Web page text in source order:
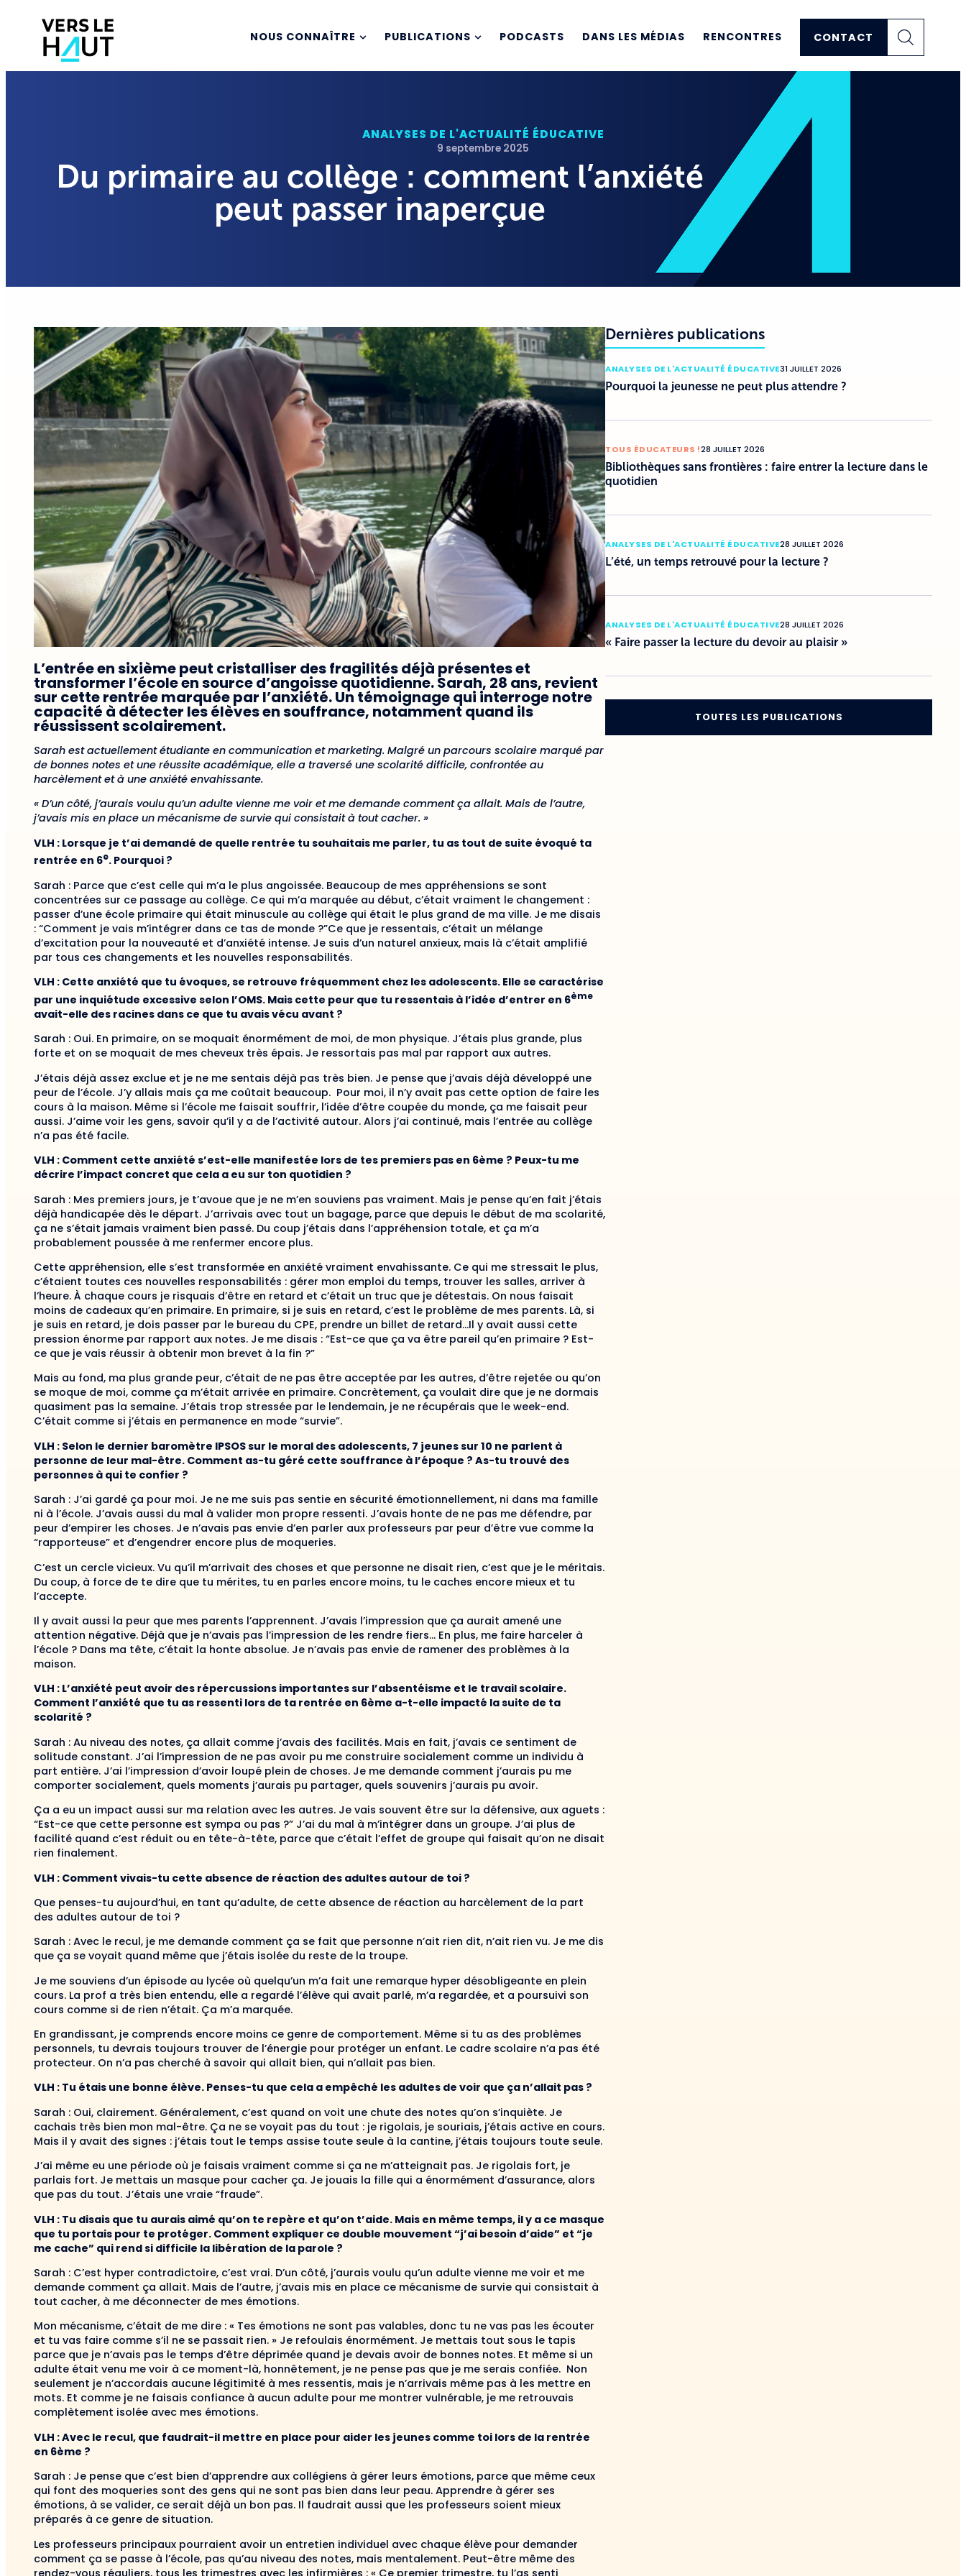
NOUS CONNAÎTRE PUBLICATIONS PODCASTS DANS LES MÉDIAS RENCONTRES CONTACT
ANALYSES DE L'ACTUALITÉ ÉDUCATIVE
9 septembre 2025
Du primaire au collège : comment l’anxiété
peut passer inaperçue
L’entrée en sixième peut cristalliser des fragilités déjà présentes et
transformer l’école en source d’angoisse quotidienne. Sarah, 28 ans, revient
sur cette rentrée marquée par l’anxiété. Un témoignage qui interroge notre
capacité à détecter les élèves en souffrance, notamment quand ils
réussissent scolairement.
Sarah est actuellement étudiante en communication et marketing. Malgré un parcours scolaire marqué par
de bonnes notes et une réussite académique, elle a traversé une scolarité difficile, confrontée au
harcèlement et à une anxiété envahissante.
« D’un côté, j’aurais voulu qu’un adulte vienne me voir et me demande comment ça allait. Mais de l’autre,
j’avais mis en place un mécanisme de survie qui consistait à tout cacher. »
VLH : Lorsque je t’ai demandé de quelle rentrée tu souhaitais me parler, tu as tout de suite évoqué ta
rentrée en 6e. Pourquoi ?
Sarah : Parce que c’est celle qui m’a le plus angoissée. Beaucoup de mes appréhensions se sont
concentrées sur ce passage au collège. Ce qui m’a marquée au début, c’était vraiment le changement :
passer d’une école primaire qui était minuscule au collège qui était le plus grand de ma ville. Je me disais
: “Comment je vais m’intégrer dans ce tas de monde ?”Ce que je ressentais, c’était un mélange
d’excitation pour la nouveauté et d’anxiété intense. Je suis d’un naturel anxieux, mais là c’était amplifié
par tous ces changements et les nouvelles responsabilités.
VLH : Cette anxiété que tu évoques, se retrouve fréquemment chez les adolescents. Elle se caractérise
par une inquiétude excessive selon l’OMS. Mais cette peur que tu ressentais à l’idée d’entrer en 6ème
avait-elle des racines dans ce que tu avais vécu avant ?
Sarah : Oui. En primaire, on se moquait énormément de moi, de mon physique. J’étais plus grande, plus
forte et on se moquait de mes cheveux très épais. Je ressortais pas mal par rapport aux autres.
J’étais déjà assez exclue et je ne me sentais déjà pas très bien. Je pense que j’avais déjà développé une
peur de l’école. J’y allais mais ça me coûtait beaucoup. Pour moi, il n’y avait pas cette option de faire les
cours à la maison. Même si l’école me faisait souffrir, l’idée d’être coupée du monde, ça me faisait peur
aussi. J’aime voir les gens, savoir qu’il y a de l’activité autour. Alors j’ai continué, mais l’entrée au collège
n’a pas été facile.
VLH : Comment cette anxiété s’est-elle manifestée lors de tes premiers pas en 6ème ? Peux-tu me
décrire l’impact concret que cela a eu sur ton quotidien ?
Sarah : Mes premiers jours, je t’avoue que je ne m’en souviens pas vraiment. Mais je pense qu’en fait j’étais
déjà handicapée dès le départ. J’arrivais avec tout un bagage, parce que depuis le début de ma scolarité,
ça ne s’était jamais vraiment bien passé. Du coup j’étais dans l’appréhension totale, et ça m’a
probablement poussée à me renfermer encore plus.
Cette appréhension, elle s’est transformée en anxiété vraiment envahissante. Ce qui me stressait le plus,
c’étaient toutes ces nouvelles responsabilités : gérer mon emploi du temps, trouver les salles, arriver à
l’heure. À chaque cours je risquais d’être en retard et c’était un truc que je détestais. On nous faisait
moins de cadeaux qu’en primaire. En primaire, si je suis en retard, c’est le problème de mes parents. Là, si
je suis en retard, je dois passer par le bureau du CPE, prendre un billet de retard…Il y avait aussi cette
pression énorme par rapport aux notes. Je me disais : “Est-ce que ça va être pareil qu’en primaire ? Est-
ce que je vais réussir à obtenir mon brevet à la fin ?”
Mais au fond, ma plus grande peur, c’était de ne pas être acceptée par les autres, d’être rejetée ou qu’on
se moque de moi, comme ça m’était arrivée en primaire. Concrètement, ça voulait dire que je ne dormais
quasiment pas la semaine. J’étais trop stressée par le lendemain, je ne récupérais que le week-end.
C’était comme si j’étais en permanence en mode “survie”.
VLH : Selon le dernier baromètre IPSOS sur le moral des adolescents, 7 jeunes sur 10 ne parlent à
personne de leur mal-être. Comment as-tu géré cette souffrance à l’époque ? As-tu trouvé des
personnes à qui te confier ?
Sarah : J’ai gardé ça pour moi. Je ne me suis pas sentie en sécurité émotionnellement, ni dans ma famille
ni à l’école. J’avais aussi du mal à valider mon propre ressenti. J’avais honte de ne pas me défendre, par
peur d’empirer les choses. Je n’avais pas envie d’en parler aux professeurs par peur d’être vue comme la
“rapporteuse” et d’engendrer encore plus de moqueries.
C’est un cercle vicieux. Vu qu’il m’arrivait des choses et que personne ne disait rien, c’est que je le méritais.
Du coup, à force de te dire que tu mérites, tu en parles encore moins, tu le caches encore mieux et tu
l’accepte.
Il y avait aussi la peur que mes parents l’apprennent. J’avais l’impression que ça aurait amené une
attention négative. Déjà que je n’avais pas l’impression de les rendre fiers… En plus, me faire harceler à
l’école ? Dans ma tête, c’était la honte absolue. Je n’avais pas envie de ramener des problèmes à la
maison.
VLH : L’anxiété peut avoir des répercussions importantes sur l’absentéisme et le travail scolaire.
Comment l’anxiété que tu as ressenti lors de ta rentrée en 6ème a-t-elle impacté la suite de ta
scolarité ?
Sarah : Au niveau des notes, ça allait comme j’avais des facilités. Mais en fait, j’avais ce sentiment de
solitude constant. J’ai l’impression de ne pas avoir pu me construire socialement comme un individu à
part entière. J’ai l’impression d’avoir loupé plein de choses. Je me demande comment j’aurais pu me
comporter socialement, quels moments j’aurais pu partager, quels souvenirs j’aurais pu avoir.
Ça a eu un impact aussi sur ma relation avec les autres. Je vais souvent être sur la défensive, aux aguets :
“Est-ce que cette personne est sympa ou pas ?” J’ai du mal à m’intégrer dans un groupe. J’ai plus de
facilité quand c’est réduit ou en tête-à-tête, parce que c’était l’effet de groupe qui faisait qu’on ne disait
rien finalement.
VLH : Comment vivais-tu cette absence de réaction des adultes autour de toi ?
Que penses-tu aujourd’hui, en tant qu’adulte, de cette absence de réaction au harcèlement de la part
des adultes autour de toi ?
Sarah : Avec le recul, je me demande comment ça se fait que personne n’ait rien dit, n’ait rien vu. Je me dis
que ça se voyait quand même que j’étais isolée du reste de la troupe.
Je me souviens d’un épisode au lycée où quelqu’un m’a fait une remarque hyper désobligeante en plein
cours. La prof a très bien entendu, elle a regardé l’élève qui avait parlé, m’a regardée, et a poursuivi son
cours comme si de rien n’était. Ça m’a marquée.
En grandissant, je comprends encore moins ce genre de comportement. Même si tu as des problèmes
personnels, tu devrais toujours trouver de l’énergie pour protéger un enfant. Le cadre scolaire n’a pas été
protecteur. On n’a pas cherché à savoir qui allait bien, qui n’allait pas bien.
VLH : Tu étais une bonne élève. Penses-tu que cela a empêché les adultes de voir que ça n’allait pas ?
Sarah : Oui, clairement. Généralement, c’est quand on voit une chute des notes qu’on s’inquiète. Je
cachais très bien mon mal-être. Ça ne se voyait pas du tout : je rigolais, je souriais, j’étais active en cours.
Mais il y avait des signes : j’étais tout le temps assise toute seule à la cantine, j’étais toujours toute seule.
J’ai même eu une période où je faisais vraiment comme si ça ne m’atteignait pas. Je rigolais fort, je
parlais fort. Je mettais un masque pour cacher ça. Je jouais la fille qui a énormément d’assurance, alors
que pas du tout. J’étais une vraie “fraude”.
VLH : Tu disais que tu aurais aimé qu’on te repère et qu’on t’aide. Mais en même temps, il y a ce masque
que tu portais pour te protéger. Comment expliquer ce double mouvement “j’ai besoin d’aide” et “je
me cache” qui rend si difficile la libération de la parole ?
Sarah : C’est hyper contradictoire, c’est vrai. D’un côté, j’aurais voulu qu’un adulte vienne me voir et me
demande comment ça allait. Mais de l’autre, j’avais mis en place ce mécanisme de survie qui consistait à
tout cacher, à me déconnecter de mes émotions.
Mon mécanisme, c’était de me dire : « Tes émotions ne sont pas valables, donc tu ne vas pas les écouter
et tu vas faire comme s’il ne se passait rien. » Je refoulais énormément. Je mettais tout sous le tapis
parce que je n’avais pas le temps d’être déprimée quand je devais avoir de bonnes notes. Et même si un
adulte était venu me voir à ce moment-là, honnêtement, je ne pense pas que je me serais confiée. Non
seulement je n’accordais aucune légitimité à mes ressentis, mais je n’arrivais même pas à les mettre en
mots. Et comme je ne faisais confiance à aucun adulte pour me montrer vulnérable, je me retrouvais
complètement isolée avec mes émotions.
VLH : Avec le recul, que faudrait-il mettre en place pour aider les jeunes comme toi lors de la rentrée
en 6ème ?
Sarah : Je pense que c’est bien d’apprendre aux collégiens à gérer leurs émotions, parce que même ceux
qui font des moqueries sont des gens qui ne sont pas bien dans leur peau. Apprendre à gérer ses
émotions, à se valider, ce serait déjà un bon pas. Il faudrait aussi que les professeurs soient mieux
préparés à ce genre de situation.
Les professeurs principaux pourraient avoir un entretien individuel avec chaque élève pour demander
comment ça se passe à l’école, pas qu’au niveau des notes, mais mentalement. Peut-être même des
rendez-vous réguliers, tous les trimestres avec les infirmières : « Ce premier trimestre, tu l’as senti
Dernières publications
ANALYSES DE L'ACTUALITÉ ÉDUCATIVE31 JUILLET 2026
Pourquoi la jeunesse ne peut plus attendre ?
TOUS ÉDUCATEURS !28 JUILLET 2026
Bibliothèques sans frontières : faire entrer la lecture dans le
quotidien
ANALYSES DE L'ACTUALITÉ ÉDUCATIVE28 JUILLET 2026
L’été, un temps retrouvé pour la lecture ?
ANALYSES DE L'ACTUALITÉ ÉDUCATIVE28 JUILLET 2026
« Faire passer la lecture du devoir au plaisir »
TOUTES LES PUBLICATIONS